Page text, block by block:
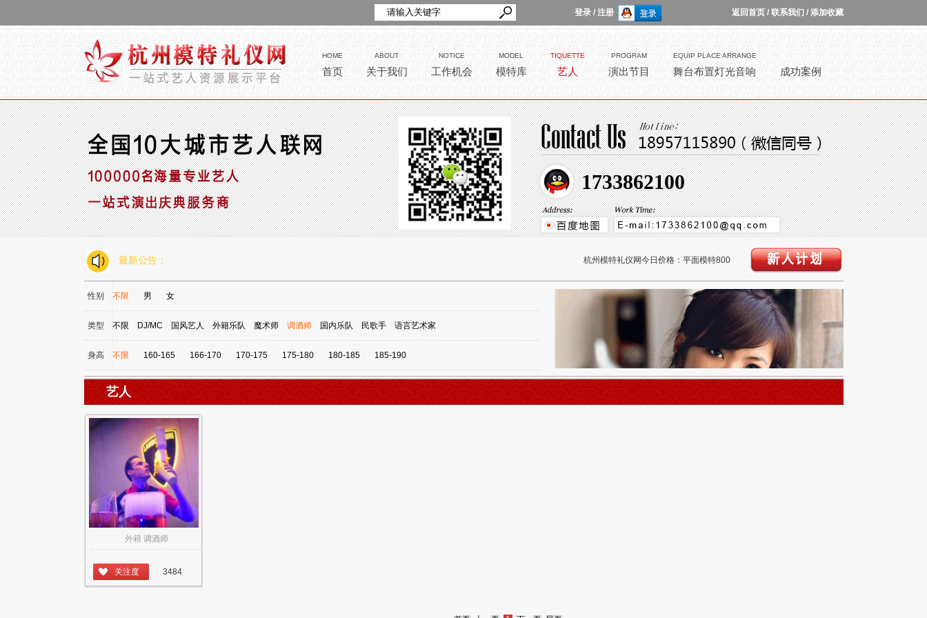
登录/ 注册 返回首页/ 联系我们 / 添加收藏
HOME
首页
ABOUT
关于我们
NOTICE
工作机会
MODEL
模特库
TIQUETTE
艺人
PROGRAM
演出节目
EQUIP PLACE ARRANGE
舞台布置灯光音响 成功案例
1733862100
最新公告： 杭州模特礼仪网今日价格：平面模特800一天，走秀模特500半天，礼仪小姐280一天，外籍
性别 不限 男 女
类型 不限 DJ/MC 国风艺人 外籍乐队 魔术师 调酒师 国内乐队 民歌手 语言艺术家
身高 不限 160-165 166-170 170-175 175-180 180-185 185-190
艺人
外籍 调酒师
关注度 3484